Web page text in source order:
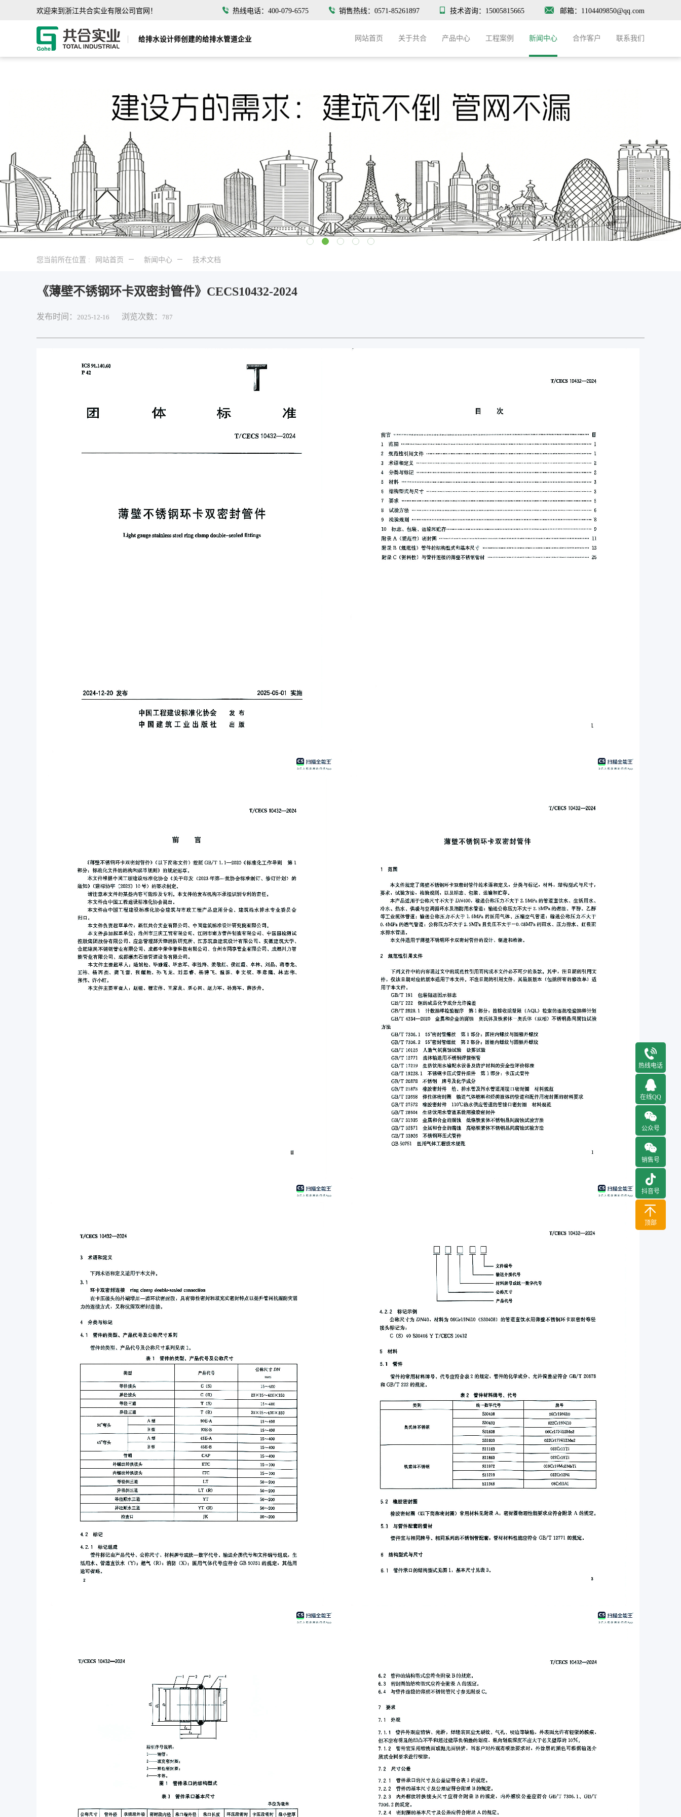
欢迎来到浙江共合实业有限公司官网！ 热线电话：400-079-6575 销售热线：0571-85261897 技术咨询：15005815665 邮箱：1104409850@qq.com
给排水设计师创建的给排水管道企业 网站首页 关于共合 产品中心 工程案例 新闻中心 合作客户 联系我们
您当前所在位置 : 网站首页 新闻中心 技术文档
《薄壁不锈钢环卡双密封管件》CECS10432-2024
发布时间： 2025-12-16 浏览次数： 787
热线电话
在线QQ
公众号
销售号
抖音号
顶部